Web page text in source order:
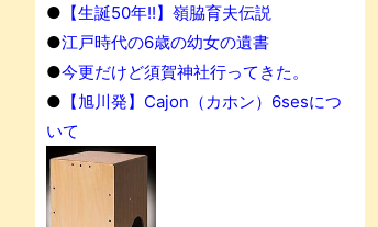
● 【生誕50年!!】嶺脇育夫伝説
●江戸時代の6歳の幼女の遺書
●今更だけど須賀神社行ってきた。
● 【旭川発】Cajon（カホン）6sesにつ
いて